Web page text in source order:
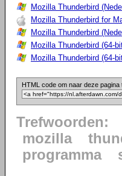
Mozilla Thunderbird
Mozilla Thunderbird for
Mozilla Thunderbird
Mozilla Thunderbird (64-
Mozilla Thunderbird (64-
HTML code om naar deze pagina
Trefwoorden:
mozilla
programma